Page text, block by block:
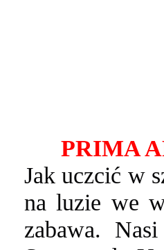
PRIMA
Jak uczcić w
na luzie we
zabawa.